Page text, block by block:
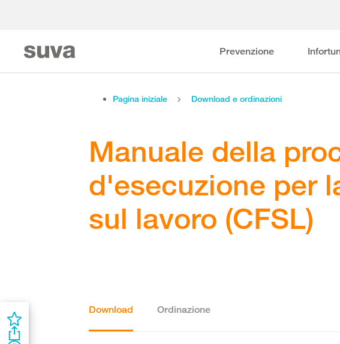
Prevenzione
Pagina iniziale Download e ordinazioni
Manuale della
d'esecuzione per
sul lavoro (CFSL)
Download Ordinazione